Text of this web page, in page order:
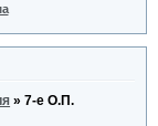
»7-е О.П.